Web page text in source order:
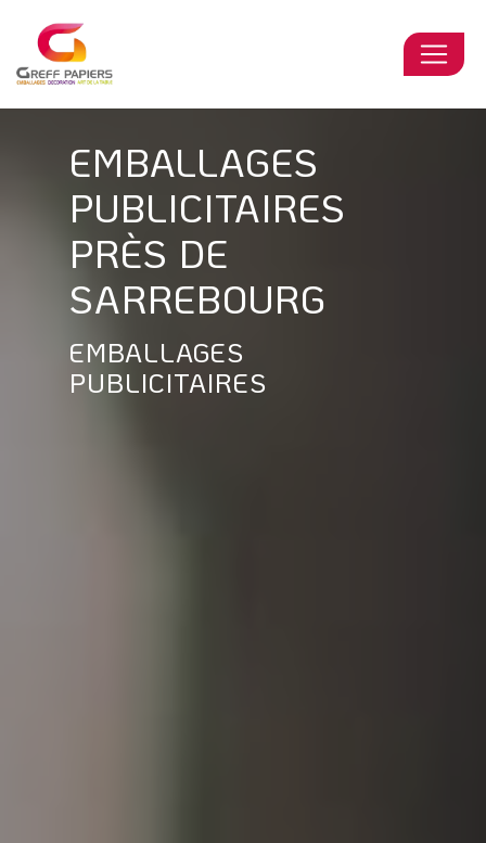
EMBALLAGES
PUBLICITAIRES
PRÈS DE
SARREBOURG
EMBALLAGES
PUBLICITAIRES